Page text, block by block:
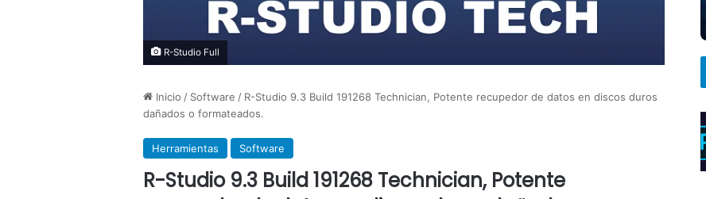
R-Studio Full
Inicio / Software / R-Studio 9.3 Build 191268 Technician, Potente recupedor de datos en discos duros
dañados o formateados.
Herramientas Software
R-Studio 9.3 Build 191268 Technician, Potente